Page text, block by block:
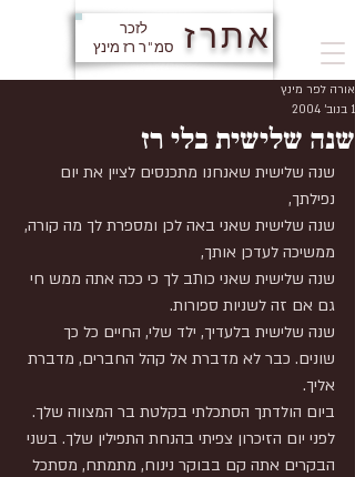
לזכר
סמ"ר רז מינץ
אתרז
שנה שלישית בלי רז
אורה לפר מינץ
1 בנוב׳ 2004
שנה שלישית שאנחנו מתכנסים לציין את יום
נפילתך,
שנה שלישית שאני באה לכן ומספרת לך מה קורה,
ממשיכה לעדכן אותך,
שנה שלישית שאני כותב לך כי ככה אתה ממש חי
גם אם זה לשניות ספורות.
שנה שלישית בלעדיך, ילד שלי, החיים כל כך
שונים. כבר לא מדברת אל קהל החברים, מדברת
אליך.
ביום הולדתך הסתכלתי בקלטת בר המצווה שלך.
לפני יום הזיכרון צפיתי בהנחת התפילין שלך. בשני
הבקרים אתה קם בבוקר נינוח, מתמתח, מסתכל